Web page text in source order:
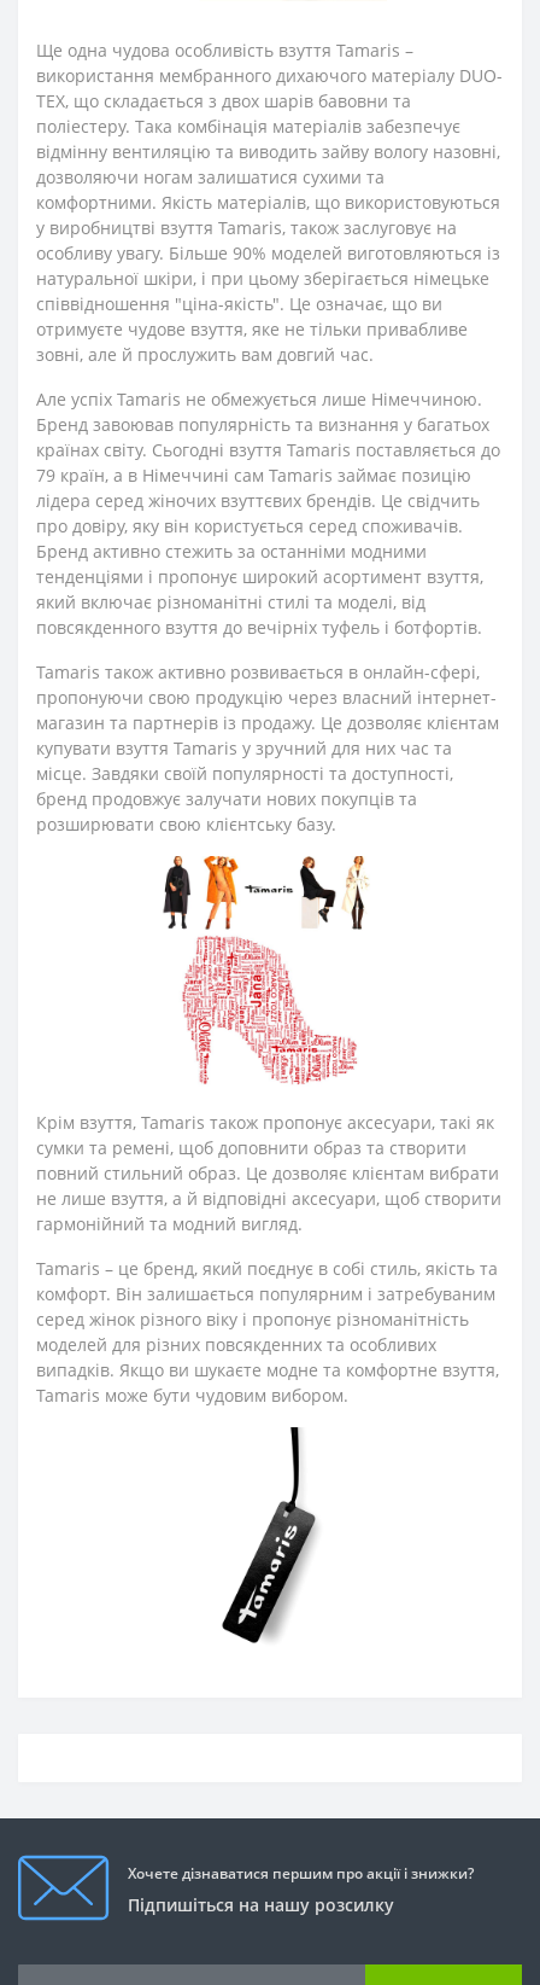
Ще одна чудова особливість взуття Tamaris –
використання мембранного дихаючого матеріалу DUO-
TEX, що складається з двох шарів бавовни та
поліестеру. Така комбінація матеріалів забезпечує
відмінну вентиляцію та виводить зайву вологу назовні,
дозволяючи ногам залишатися сухими та
комфортними. Якість матеріалів, що використовуються
у виробництві взуття Tamaris, також заслуговує на
особливу увагу. Більше 90% моделей виготовляються із
натуральної шкіри, і при цьому зберігається німецьке
співвідношення "ціна-якість". Це означає, що ви
отримуєте чудове взуття, яке не тільки привабливе
зовні, але й прослужить вам довгий час.
Але успіх Tamaris не обмежується лише Німеччиною.
Бренд завоював популярність та визнання у багатьох
країнах світу. Сьогодні взуття Tamaris поставляється до
79 країн, а в Німеччині сам Tamaris займає позицію
лідера серед жіночих взуттєвих брендів. Це свідчить
про довіру, яку він користується серед споживачів.
Бренд активно стежить за останніми модними
тенденціями і пропонує широкий асортимент взуття,
який включає різноманітні стилі та моделі, від
повсякденного взуття до вечірніх туфель і ботфортів.
Tamaris також активно розвивається в онлайн-сфері,
пропонуючи свою продукцію через власний інтернет-
магазин та партнерів із продажу. Це дозволяє клієнтам
купувати взуття Tamaris у зручний для них час та
місце. Завдяки своїй популярності та доступності,
бренд продовжує залучати нових покупців та
розширювати свою клієнтську базу.
Крім взуття, Tamaris також пропонує аксесуари, такі як
сумки та ремені, щоб доповнити образ та створити
повний стильний образ. Це дозволяє клієнтам вибрати
не лише взуття, а й відповідні аксесуари, щоб створити
гармонійний та модний вигляд.
Tamaris – це бренд, який поєднує в собі стиль, якість та
комфорт. Він залишається популярним і затребуваним
серед жінок різного віку і пропонує різноманітність
моделей для різних повсякденних та особливих
випадків. Якщо ви шукаєте модне та комфортне взуття,
Tamaris може бути чудовим вибором.
Хочете дізнаватися першим про акції і знижки?
Підпишіться на нашу розсилку